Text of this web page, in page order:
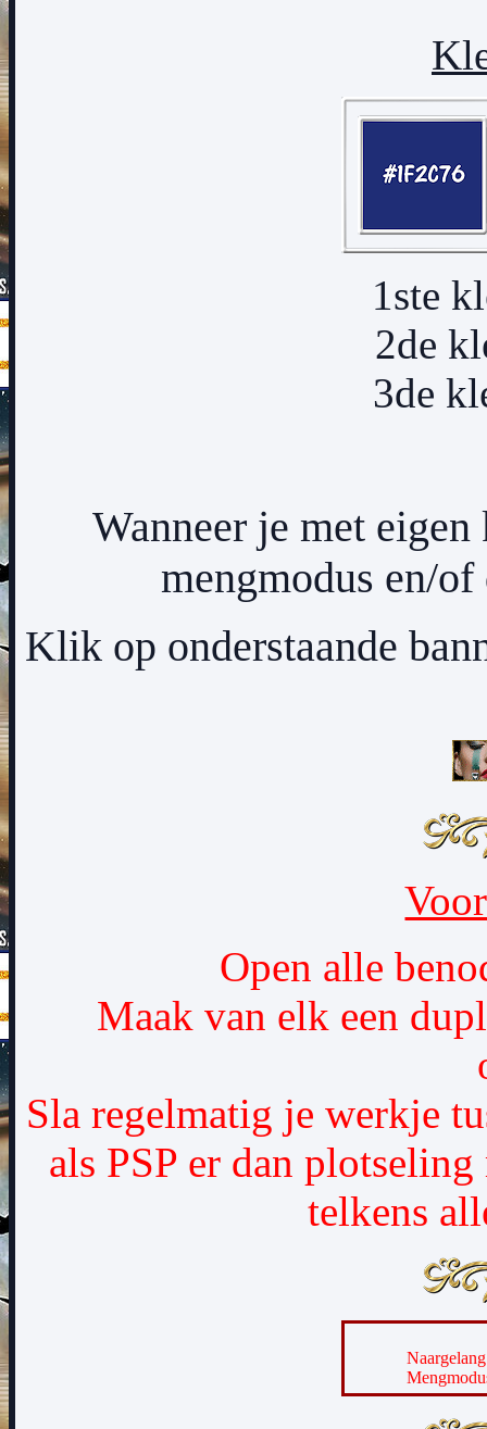
1ste
2de
3de
Wanneer je met
mengmodus en/
Klik op onderstaande
Open alle
Maak van elk een
Sla regelmatig je werkje
als PSP er dan
telkens